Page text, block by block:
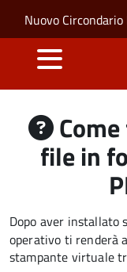
Salta al
Skip to site
Nuovo Circondario
file in
Dopo aver installato
operativo ti renderà
stampante virtuale